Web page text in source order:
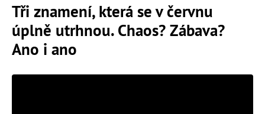
Tři znamení, která se v červnu
úplně utrhnou. Chaos? Zábava?
Ano i ano